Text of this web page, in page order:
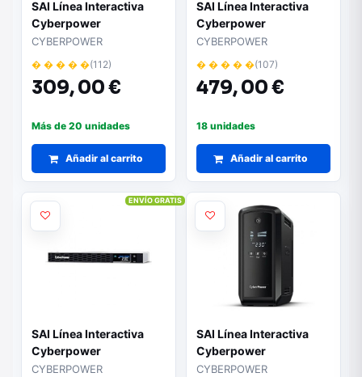
SAI Línea Interactiva
Cyberpower
CP1600EPFCLCD/
1600VA-1000W/ 6
Salidas/ Formato Torre
CYBERPOWER
� � � � �(112)
309,00 €
Más de 20 unidades
Añadir al carrito
SAI Línea Interactiva
Cyberpower
CP2000EIPFCRM2U/
2000VA-1200W/ 8
Salidas/ Formato Rack
CYBERPOWER
� � � � �(107)
479,00 €
18 unidades
Añadir al carrito
SAI Línea Interactiva
Cyberpower
CP700EIPFCRM1U/
CYBERPOWER
ENVÍO GRATIS
SAI Línea Interactiva
Cyberpower
CP900EPFCLCD/
CYBERPOWER